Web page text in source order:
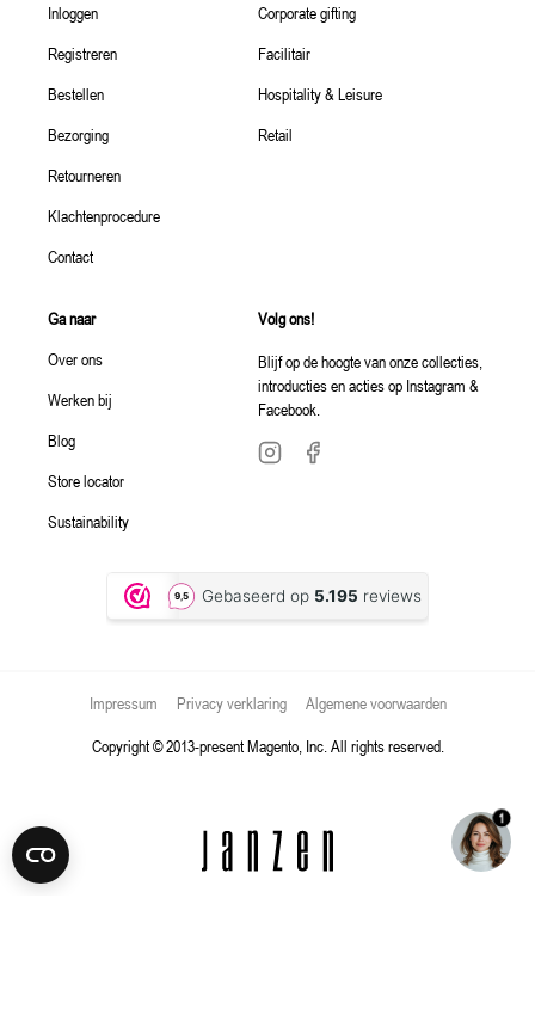
Inloggen
Registreren
Bestellen
Bezorging
Retourneren
Klachtenprocedure
Contact
Corporate gifting
Facilitair
Hospitality & Leisure
Retail
Ga naar
Over ons
Werken bij
Blog
Store locator
Sustainability
Volg ons!
Blijf op de hoogte van onze collecties,
introducties en acties op Instagram &
Facebook.
Impressum Privacy verklaring Algemene voorwaarden
Copyright © 2013-present Magento, Inc. All rights reserved.
1